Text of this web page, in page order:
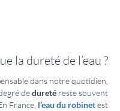
la dureté de l’eau ?
dans notre quotidien,
dedureté reste souvent
France, l’eau du robinetest